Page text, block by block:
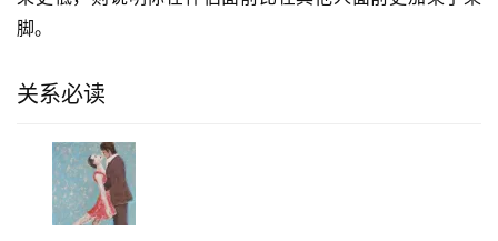
脚。
关系必读